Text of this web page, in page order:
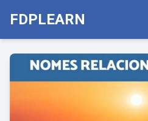
FDPLEARN